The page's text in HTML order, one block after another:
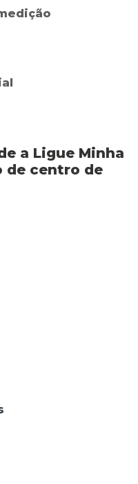
a Ligue Minha
de centro de